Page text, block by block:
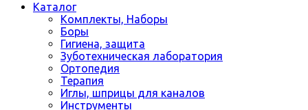
Каталог
Комплекты, Наборы
Боры
Гигиена, защита
Зуботехническая лаборатория
Ортопедия
Терапия
Иглы, шприцы для каналов
Инструменты